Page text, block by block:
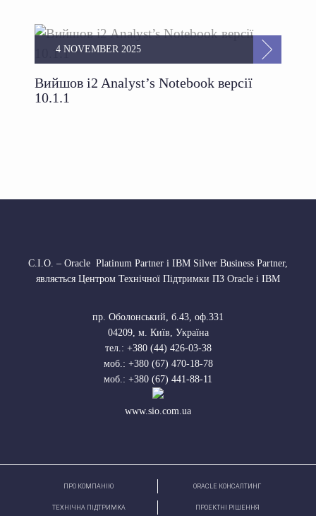
Вийшов i2 Analyst’s Notebook версії
10.1.1
4 NOVEMBER 2025
С.І.О. – Oracle Platinum Partner і IBM Silver Business Partner,
являється Центром Технічної Підтримки ПЗ Oracle і IBM
пр. Оболонський, б.43, оф.331
04209, м. Київ, Україна
тел.: +380 (44) 426-03-38
моб.: +380 (67) 470-18-78
моб.: +380 (67) 441-88-11
www.sio.com.ua
ПРО КОМПАНІЮ ORACLE КОНСАЛТИНГ
ТЕХНІЧНА ПІДТРИМКА ПРОЕКТНІ РІШЕННЯ